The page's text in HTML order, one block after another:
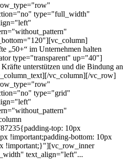
type="full_width"
„50+“ im Unternehmen halten
type="transparent" up="40"]
unterstützen und die Bindung an
vc_column][/vc_row]
type="grid"
top: 10px
!important;padding-bottom: 10px
!important;}"][vc_row_inner
text_align="left"...